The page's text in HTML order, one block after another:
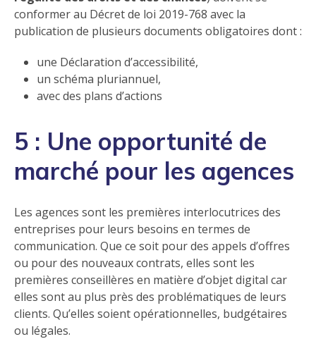
conformer au Décret de loi 2019-768 avec la
publication de plusieurs documents obligatoires dont :
une Déclaration d’accessibilité,
un schéma pluriannuel,
avec des plans d’actions
5 : Une opportunité de
marché pour les agences
Les agences sont les premières interlocutrices des
entreprises pour leurs besoins en termes de
communication. Que ce soit pour des appels d’offres
ou pour des nouveaux contrats, elles sont les
premières conseillères en matière d’objet digital car
elles sont au plus près des problématiques de leurs
clients. Qu’elles soient opérationnelles, budgétaires
ou légales.